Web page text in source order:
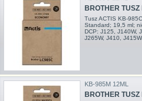
BROTHER
Tusz ACTIS KB-
Standard; 19,5 ml;
DCP: J125, J140W,
J265W, J410,
KB-985M 12ML
BROTHER